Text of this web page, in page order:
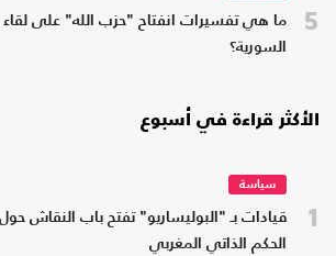
5
ما هي تفسيرات انفتاح "حزب الله" على لقاء
السورية؟
الأكثر قراءة في أسبوع
1
سياسة
قيادات بـ "البوليساريو" تفتح باب النقاش
الحكم الذاتي المغربي